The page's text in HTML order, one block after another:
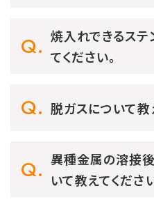
焼入れできるステ
てください。
脱ガスについて教
異種金属の溶接
いて教えてくださ